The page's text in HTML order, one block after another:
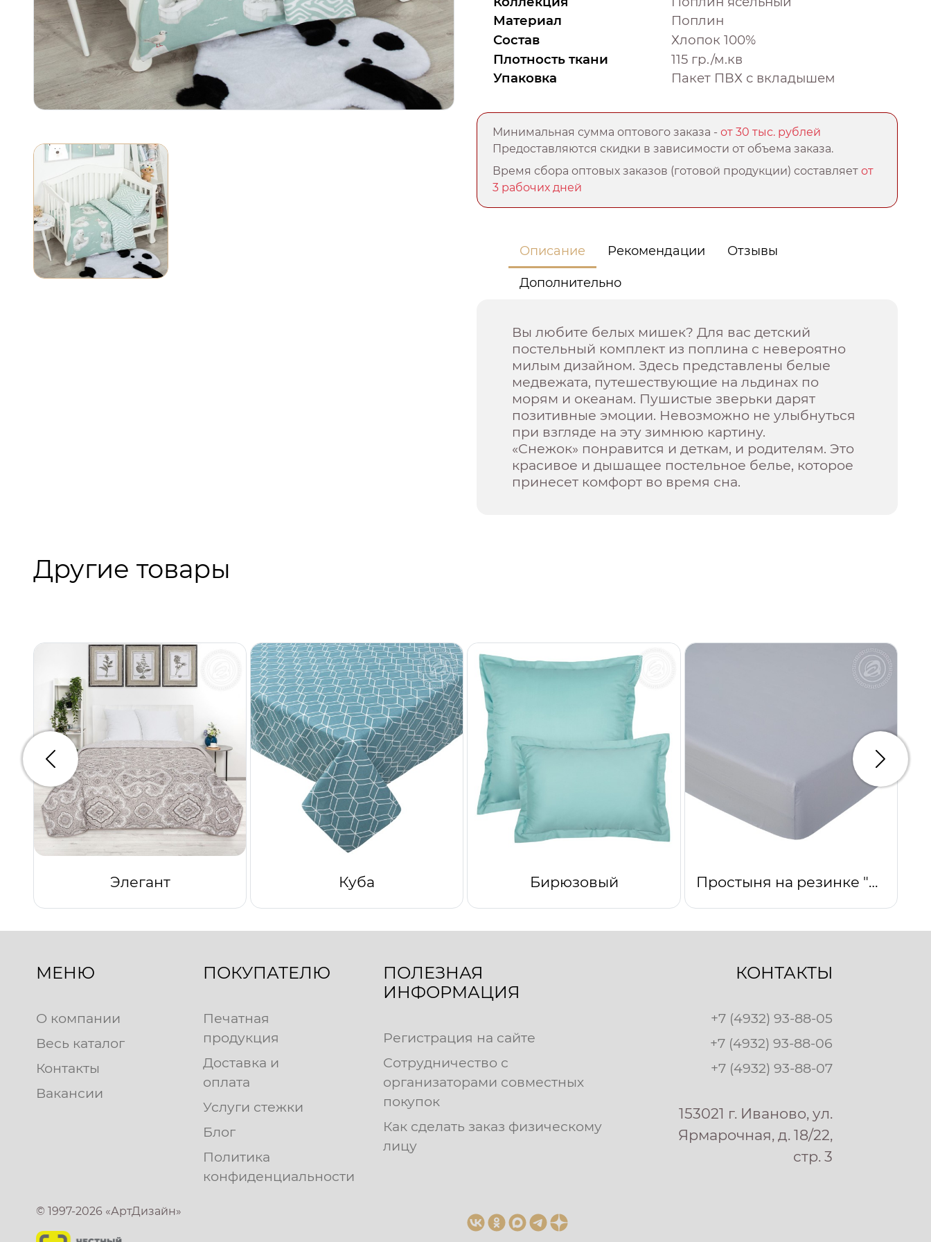
Материал
Поплин
Состав
Хлопок 100%
Плотность ткани
115 гр./м.кв
Упаковка
Пакет ПВХ с вкладышем
Минимальная сумма оптового заказа -от 30 тыс. рублей
Предоставляются скидки в зависимости от объема заказа.
Время сбора оптовых заказов (готовой продукции) составляетот
3 рабочих дней
Описание Рекомендации Отзывы
Дополнительно
Вы любите белых мишек? Для вас детский
постельный комплект из поплина с невероятно
милым дизайном. Здесь представлены белые
медвежата, путешествующие на льдинах по
морям и океанам. Пушистые зверьки дарят
позитивные эмоции. Невозможно не улыбнуться
при взгляде на эту зимнюю картину.
«Снежок» понравится и деткам, и родителям. Это
красивое и дышащее постельное белье, которое
принесет комфорт во время сна.
Другие товары
Элегант Куба Бирюзовый Простыня на резинке "Платина"
Предыдущий
МЕНЮ
О компании
Весь каталог
Контакты
Вакансии
ПОКУПАТЕЛЮ
Печатная
продукция
Доставка и
оплата
Услуги стежки
Блог
Политика
конфиденциальности
ПОЛЕЗНАЯ
ИНФОРМАЦИЯ
Регистрация на сайте
Сотрудничество с
организаторами совместных
покупок
Как сделать заказ физическому
лицу
КОНТАКТЫ
+7 (4932) 93-88-05
+7 (4932) 93-88-06
+7 (4932) 93-88-07
153021 г. Иваново, ул.
Ярмарочная, д. 18/22,
стр. 3
© 1997-2026 «АртДизайн»